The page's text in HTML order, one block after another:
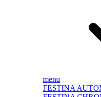
menu
FESTINA